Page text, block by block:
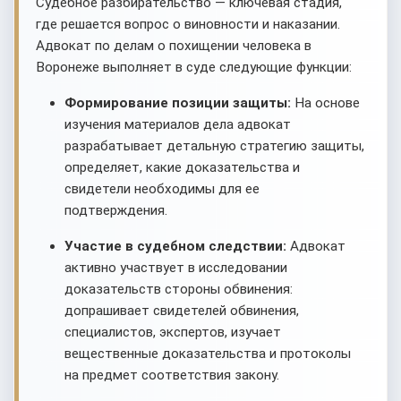
где решается вопрос о виновности и наказании.
Адвокат по делам о похищении человека в
Воронеже выполняет в суде следующие функции:
Формирование позиции защиты: На основе
изучения материалов дела адвокат
разрабатывает детальную стратегию защиты,
определяет, какие доказательства и
свидетели необходимы для ее
подтверждения.
Участие в судебном следствии: Адвокат
активно участвует в исследовании
доказательств стороны обвинения:
допрашивает свидетелей обвинения,
специалистов, экспертов, изучает
вещественные доказательства и протоколы
на предмет соответствия закону.